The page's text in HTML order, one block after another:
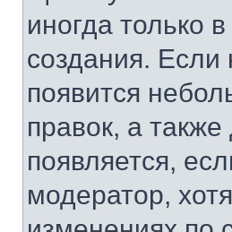
иногда только
создания. Если
появится
правок, а
появляется,
модератор,